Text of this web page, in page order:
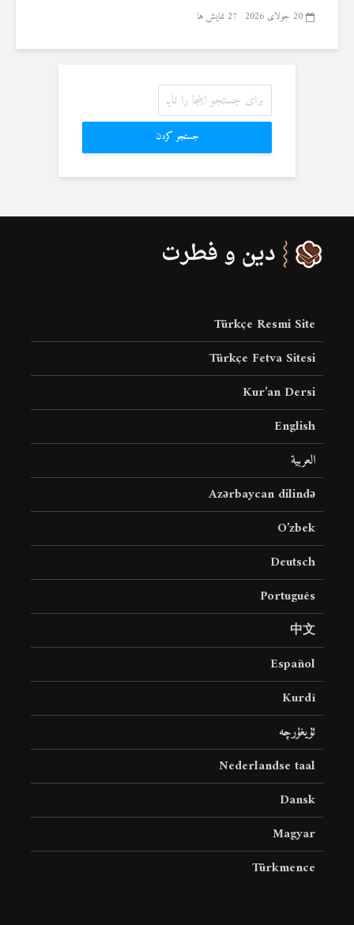
20 جولای 2026 27 نمایش ها
جستجو کردن
Türkçe Resmi Site
Türkçe Fetva Sitesi
Kur’an Dersi
English
العربية
Azərbaycan dilində
O’zbek
Deutsch
Português
中文
Español
Kurdî
ئۇيغۇرچە
Nederlandse taal
Dansk
Magyar
Türkmence